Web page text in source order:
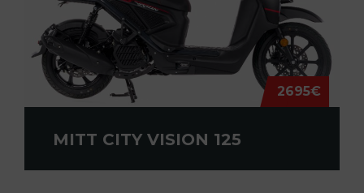
2695€
MITT CITY VISION 125